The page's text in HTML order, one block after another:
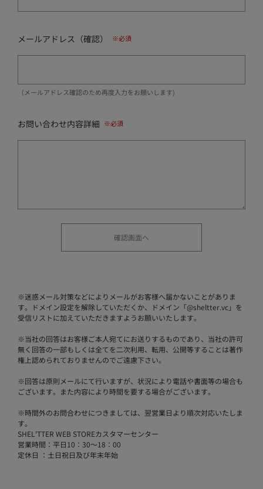
メールアドレス（確認）
（メールアドレス確認のため再度入力をお願いします)
お問い合わせ内容詳細
※迷惑メール対策などによりメールがお客様へ届かないことがありま
す。ドメイン設定を解除していただくか、ドメイン「@sheltter.vc」を
受信リストに加えていただきますようお願いいたします。
※当社の回答はお客様ご本人宛てにお送りするものであり、当社の許可
無く回答の一部もしくは全てを二次利用、転用、公開等することは著作
権上認められておりませんのでご遠慮下さい。
※回答は原則メールにて行いますが、状況により電話や書面等の場合も
ございます。また内容により時間を要する場合がございます。
※時間外のお問合わせにつきましては、翌営業日より順次対応いたしま
す。
SHEL'TTER WEB STOREカスタマーセンター
営業時間：平日10：30～18：00
定休日 ：土日祝日及び年末年始